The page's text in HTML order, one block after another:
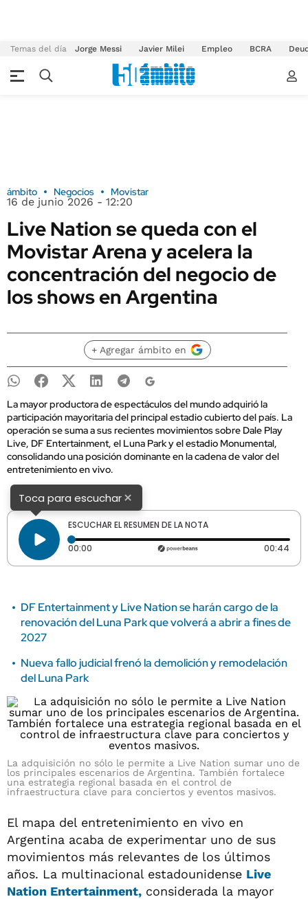
Temas del día Jorge Messi Javier Milei Empleo BCRA
ámbito Negocios Movistar
16 de junio 2026 - 12:20
Live Nation se queda con el
Movistar Arena y acelera la
concentración del negocio de
los shows en Argentina
+ Agregar ámbito en
La mayor productora de espectáculos del mundo adquirió la
participación mayoritaria del principal estadio cubierto del país. La
operación se suma a sus recientes movimientos sobre Dale Play
Live, DF Entertainment, el Luna Park y el estadio Monumental,
consolidando una posición dominante en la cadena de valor del
entretenimiento en vivo.
Toca para escuchar×
ESCUCHAR EL RESUMEN DE LA NOTA
00:00 Tiempo transcurrido: 0 segundos 00:44
DF Entertainment y Live Nation se harán cargo de la
renovación del Luna Park que volverá a abrir a fines de
2027
Nueva fallo judicial frenó la demolición y remodelación
del Luna Park
La adquisición no sólo le permite a Live Nation sumar uno de
los principales escenarios de Argentina. También fortalece
una estrategia regional basada en el control de
infraestructura clave para conciertos y eventos masivos.
El mapa del entretenimiento en vivo en
Argentina acaba de experimentar uno de sus
movimientos más relevantes de los últimos
años. La multinacional estadounidense Live
Nation Entertainment, considerada la mayor